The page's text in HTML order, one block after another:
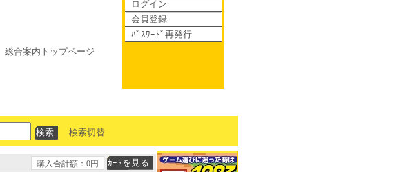
総合案内トップページ
ート16R やがて散りゆく鏡の花へ 70年代風ロボットアニメ ゲッP-X アレサCOLLECTION 1993-
ログイン
会員登録
ﾊﾟｽﾜｰﾄﾞ再発行
検索切替
購入合計額：0円